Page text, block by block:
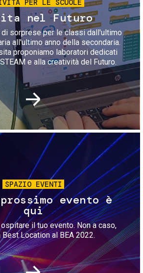
PER LE SCUOLE
nel Futuro
di sorprese per le classi dall'ultimo
all'ultimo anno della secondaria.
proponiamo laboratori dedicati
e alla creatività del Futuro.
Immagine
SPAZIO EVENTI
evento è
qui
il tuo evento. Non a caso,
Best Location al BEA 2022.